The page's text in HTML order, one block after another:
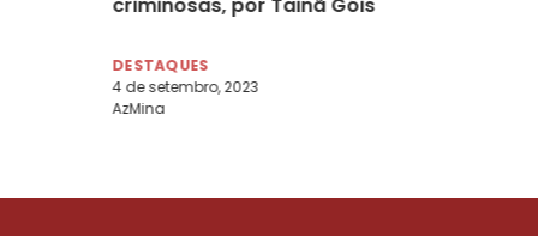
DESTAQUES
4 de setembro, 2023
AzMina